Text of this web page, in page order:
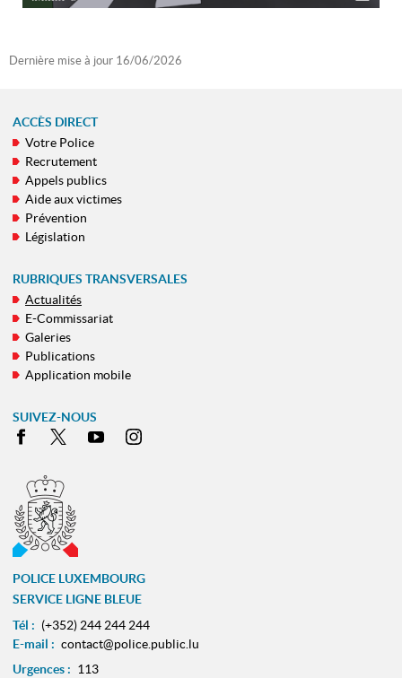
Dernière mise à jour 16/06/2026
MENU
DE
NAVIGATION
ACCÈS DIRECT
Votre Police
Recrutement
Appels publics
Aide aux victimes
Prévention
Législation
RUBRIQUES TRANSVERSALES
Actualités
E-Commissariat
Galeries
Publications
Application mobile
SUIVEZ-NOUS
Facebook
X Youtube
POLICE LUXEMBOURG
SERVICE LIGNE BLEUE
Tél : (+352) 244 244 244
E-mail : contact@police.public.lu
Urgences : 113